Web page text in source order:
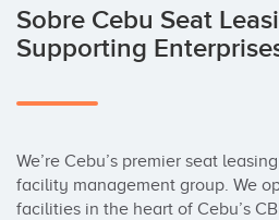
Sobre Cebu Seat
Supporting
We’re Cebu’s premier seat
facility management group. We
facilities in the heart of Cebu’s